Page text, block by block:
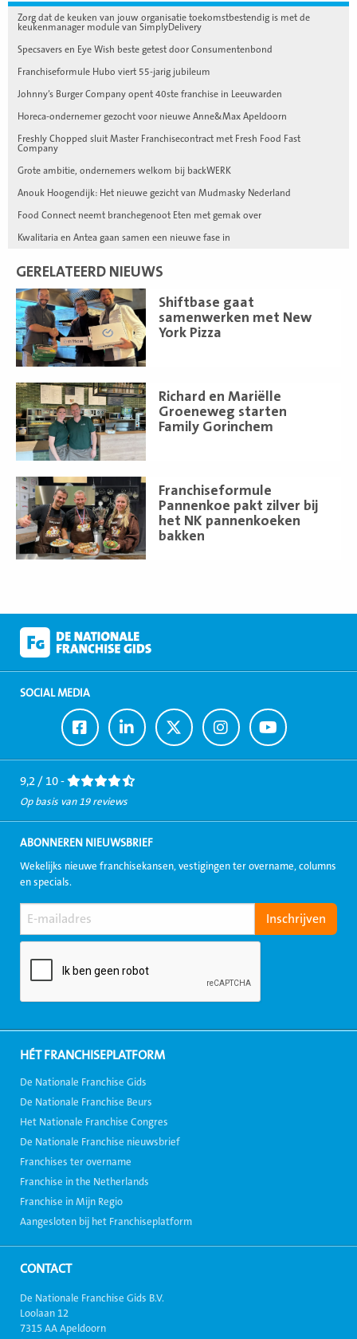
Zorg dat de keuken van jouw organisatie toekomstbestendig is met de
keukenmanager module van SimplyDelivery
Specsavers en Eye Wish beste getest door Consumentenbond
Franchiseformule Hubo viert 55-jarig jubileum
Johnny’s Burger Company opent 40ste franchise in Leeuwarden
Horeca-ondernemer gezocht voor nieuwe Anne&Max Apeldoorn
Freshly Chopped sluit Master Franchisecontract met Fresh Food Fast
Company
Grote ambitie, ondernemers welkom bij backWERK
Anouk Hoogendijk: Het nieuwe gezicht van Mudmasky Nederland
Food Connect neemt branchegenoot Eten met gemak over
Kwalitaria en Antea gaan samen een nieuwe fase in
GERELATEERD NIEUWS
Shiftbase gaat
samenwerken met New
York Pizza
Lees
meer
Richard en Mariëlle
Groeneweg starten
Family Gorinchem
Lees
meer
Franchiseformule
Pannenkoe pakt zilver bij
het NK pannenkoeken
bakken
Lees
meer
SOCIAL MEDIA
Ga
naar
Facebook
Ga
naar
LinkedIn
Ga
naar
Twitter
Ga
naar
Instagram
Ga
naar
Youtube
9,2 / 10 -
Op basis van 19 reviews
ABONNEREN NIEUWSBRIEF
Wekelijks nieuwe franchisekansen, vestigingen ter overname, columns
en specials.
HÉT FRANCHISEPLATFORM
De Nationale Franchise Gids
De Nationale Franchise Beurs
Het Nationale Franchise Congres
De Nationale Franchise nieuwsbrief
Franchises ter overname
Franchise in the Netherlands
Franchise in Mijn Regio
Aangesloten bij het Franchiseplatform
CONTACT
De Nationale Franchise Gids B.V.
Loolaan 12
7315 AA Apeldoorn